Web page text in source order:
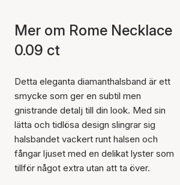
Mer om Rome Necklace
0.09 ct
Detta eleganta diamanthalsband är ett
smycke som ger en subtil men
gnistrande detalj till din look. Med sin
lätta och tidlösa design slingrar sig
halsbandet vackert runt halsen och
fångar ljuset med en delikat lyster som
tillför något extra utan att ta över.